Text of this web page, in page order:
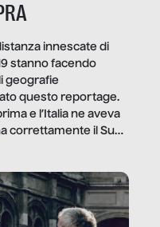
innescate di
stanno facendo
geografie
questo reportage.
e l’Italia ne aveva
correttamente il Sud